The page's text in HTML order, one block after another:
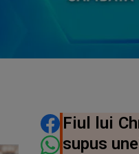
DISTRIBUIE
Fiul lui
supus